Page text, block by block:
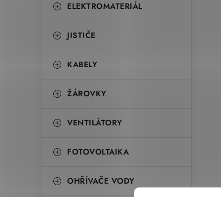
ELEKTROMATERIÁL
JISTIČE
KABELY
ŽÁROVKY
VENTILÁTORY
FOTOVOLTAIKA
OHŘÍVAČE VODY